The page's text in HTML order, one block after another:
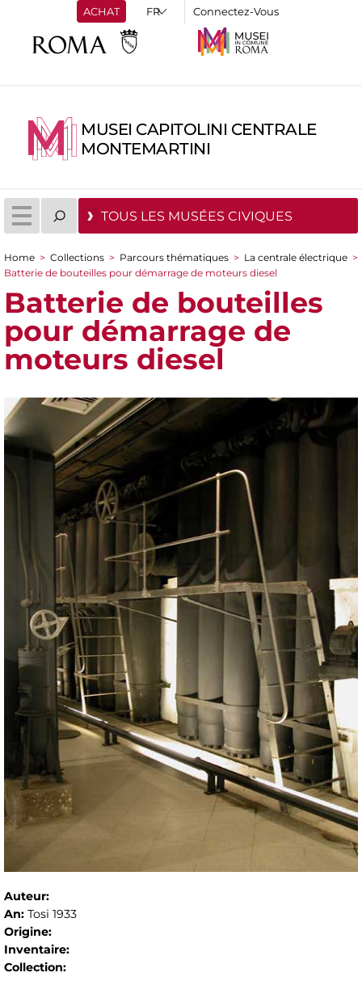
ACHAT Connectez-Vous
MUSEI CAPITOLINI CENTRALE
MONTEMARTINI
TOUS LES MUSÉES CIVIQUES
You are here
Home > Collections > Parcours thématiques > La centrale électrique >
Batterie de bouteilles pour démarrage de moteurs diesel
Batterie de bouteilles
pour démarrage de
moteurs diesel
Auteur:
An: Tosi 1933
Origine:
Inventaire:
Collection: